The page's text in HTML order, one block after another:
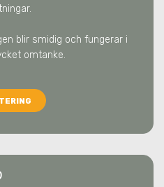
blir smidig och fungerar i
omtanke.